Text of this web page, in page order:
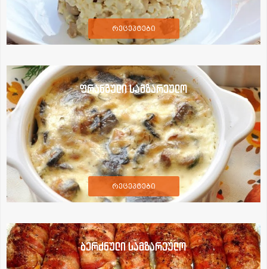
რეცეპტები
ფრანგული სამზარეულო
რეცეპტები
ბერძნული სამზარეულო